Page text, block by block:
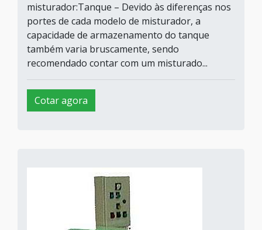
misturador:Tanque – Devido às diferenças nos
portes de cada modelo de misturador, a
capacidade de armazenamento do tanque
também varia bruscamente, sendo
recomendado contar com um misturado...
Cotar agora